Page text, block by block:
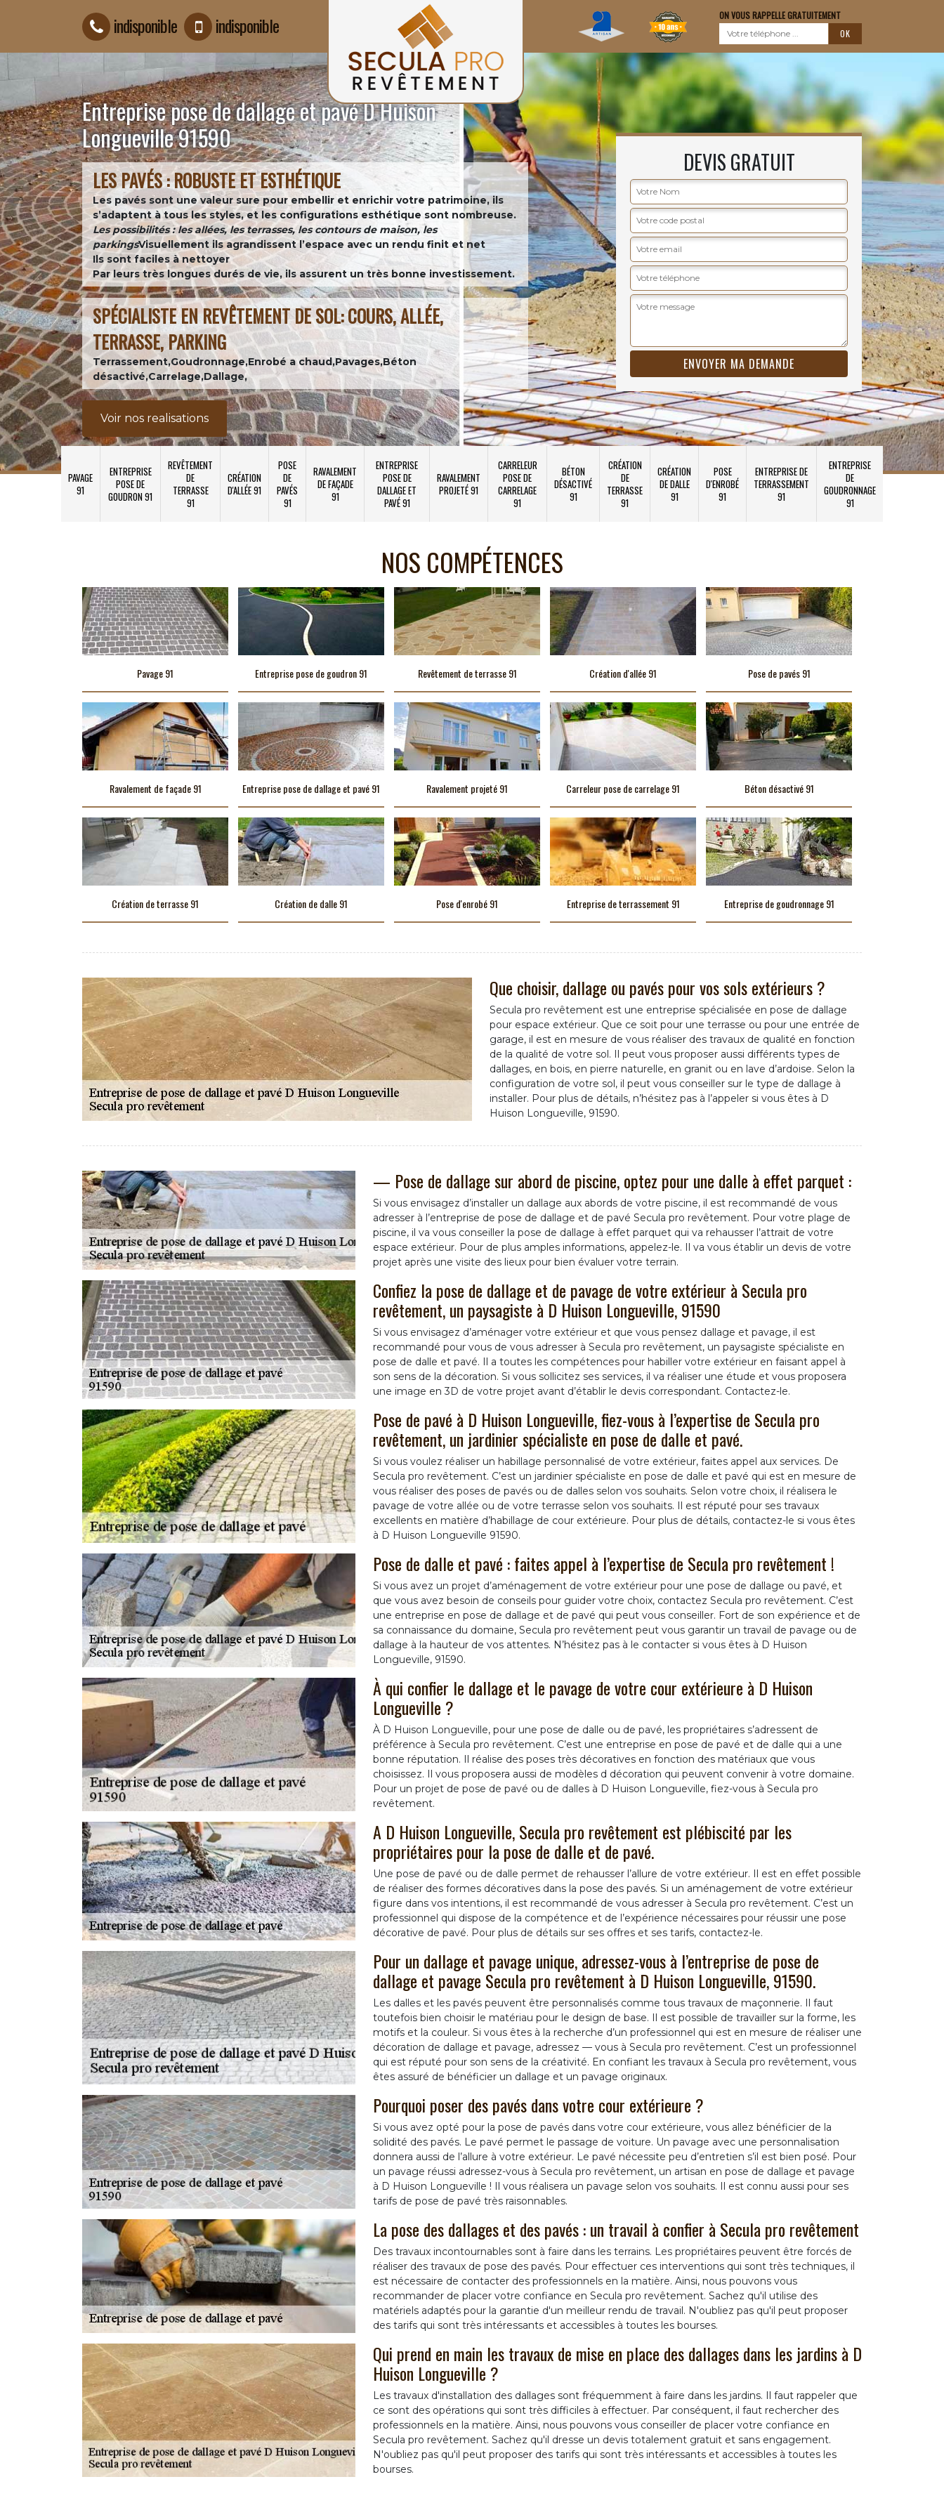
indisponible indisponible ON VOUS RAPPELLE GRATUITEMENT
Entreprise pose de dallage et pavé D Huison
Longueville 91590
LES PAVÉS : ROBUSTE ET ESTHÉTIQUE
Les pavés sont une valeur sure pour embellir et enrichir votre patrimoine, ils
s’adaptent à tous les styles, et les configurations esthétique sont nombreuse.
Les possibilités : les allées, les terrasses, les contours de maison, les
parkingsVisuellement ils agrandissent l’espace avec un rendu finit et net
Ils sont faciles à nettoyer
Par leurs très longues durés de vie, ils assurent un très bonne investissement.
SPÉCIALISTE EN REVÊTEMENT DE SOL: COURS, ALLÉE,
TERRASSE, PARKING
Terrassement,Goudronnage,Enrobé a chaud,Pavages,Béton
désactivé,Carrelage,Dallage,
Voir nos realisations
DEVIS GRATUIT
PAVAGE
91
ENTREPRISE
POSE DE
GOUDRON 91
REVÊTEMENT
DE
TERRASSE
91
CRÉATION
D'ALLÉE 91
POSE
DE
PAVÉS
91
RAVALEMENT
DE FAÇADE
91
ENTREPRISE
POSE DE
DALLAGE ET
PAVÉ 91
RAVALEMENT
PROJETÉ 91
CARRELEUR
POSE DE
CARRELAGE
91
BÉTON
DÉSACTIVÉ
91
CRÉATION
DE
TERRASSE
91
CRÉATION
DE DALLE
91
POSE
D'ENROBÉ
91
ENTREPRISE DE
TERRASSEMENT
91
ENTREPRISE
DE
GOUDRONNAGE
91
NOS COMPÉTENCES
Pavage 91 Entreprise pose de goudron 91 Revêtement de terrasse 91 Création d'allée 91 Pose de pavés 91
Ravalement de façade 91 Entreprise pose de dallage et pavé 91 Ravalement projeté 91 Carreleur pose de carrelage 91 Béton désactivé 91
Création de terrasse 91 Création de dalle 91 Pose d'enrobé 91 Entreprise de terrassement 91 Entreprise de goudronnage 91
Que choisir, dallage ou pavés pour vos sols extérieurs ?
Secula pro revêtement est une entreprise spécialisée en pose de dallage
pour espace extérieur. Que ce soit pour une terrasse ou pour une entrée de
garage, il est en mesure de vous réaliser des travaux de qualité en fonction
de la qualité de votre sol. Il peut vous proposer aussi différents types de
dallages, en bois, en pierre naturelle, en granit ou en lave d’ardoise. Selon la
configuration de votre sol, il peut vous conseiller sur le type de dallage à
installer. Pour plus de détails, n’hésitez pas à l’appeler si vous êtes à D
Huison Longueville, 91590.
— Pose de dallage sur abord de piscine, optez pour une dalle à effet parquet :
Si vous envisagez d’installer un dallage aux abords de votre piscine, il est recommandé de vous
adresser à l’entreprise de pose de dallage et de pavé Secula pro revêtement. Pour votre plage de
piscine, il va vous conseiller la pose de dallage à effet parquet qui va rehausser l’attrait de votre
espace extérieur. Pour de plus amples informations, appelez-le. Il va vous établir un devis de votre
projet après une visite des lieux pour bien évaluer votre terrain.
Confiez la pose de dallage et de pavage de votre extérieur à Secula pro
revêtement, un paysagiste à D Huison Longueville, 91590
Si vous envisagez d’aménager votre extérieur et que vous pensez dallage et pavage, il est
recommandé pour vous de vous adresser à Secula pro revêtement, un paysagiste spécialiste en
pose de dalle et pavé. Il a toutes les compétences pour habiller votre extérieur en faisant appel à
son sens de la décoration. Si vous sollicitez ses services, il va réaliser une étude et vous proposera
une image en 3D de votre projet avant d’établir le devis correspondant. Contactez-le.
Pose de pavé à D Huison Longueville, fiez-vous à l’expertise de Secula pro
revêtement, un jardinier spécialiste en pose de dalle et pavé.
Si vous voulez réaliser un habillage personnalisé de votre extérieur, faites appel aux services. De
Secula pro revêtement. C’est un jardinier spécialiste en pose de dalle et pavé qui est en mesure de
vous réaliser des poses de pavés ou de dalles selon vos souhaits. Selon votre choix, il réalisera le
pavage de votre allée ou de votre terrasse selon vos souhaits. Il est réputé pour ses travaux
excellents en matière d’habillage de cour extérieure. Pour plus de détails, contactez-le si vous êtes
à D Huison Longueville 91590.
Pose de dalle et pavé : faites appel à l’expertise de Secula pro revêtement !
Si vous avez un projet d’aménagement de votre extérieur pour une pose de dallage ou pavé, et
que vous avez besoin de conseils pour guider votre choix, contactez Secula pro revêtement. C’est
une entreprise en pose de dallage et de pavé qui peut vous conseiller. Fort de son expérience et de
sa connaissance du domaine, Secula pro revêtement peut vous garantir un travail de pavage ou de
dallage à la hauteur de vos attentes. N’hésitez pas à le contacter si vous êtes à D Huison
Longueville, 91590.
À qui confier le dallage et le pavage de votre cour extérieure à D Huison
Longueville ?
À D Huison Longueville, pour une pose de dalle ou de pavé, les propriétaires s’adressent de
préférence à Secula pro revêtement. C’est une entreprise en pose de pavé et de dalle qui a une
bonne réputation. Il réalise des poses très décoratives en fonction des matériaux que vous
choisissez. Il vous proposera aussi de modèles d décoration qui peuvent convenir à votre domaine.
Pour un projet de pose de pavé ou de dalles à D Huison Longueville, fiez-vous à Secula pro
revêtement.
A D Huison Longueville, Secula pro revêtement est plébiscité par les
propriétaires pour la pose de dalle et de pavé.
Une pose de pavé ou de dalle permet de rehausser l’allure de votre extérieur. Il est en effet possible
de réaliser des formes décoratives dans la pose des pavés. Si un aménagement de votre extérieur
figure dans vos intentions, il est recommandé de vous adresser à Secula pro revêtement. C’est un
professionnel qui dispose de la compétence et de l’expérience nécessaires pour réussir une pose
décorative de pavé. Pour plus de détails sur ses offres et ses tarifs, contactez-le.
Pour un dallage et pavage unique, adressez-vous à l’entreprise de pose de
dallage et pavage Secula pro revêtement à D Huison Longueville, 91590.
Les dalles et les pavés peuvent être personnalisés comme tous travaux de maçonnerie. Il faut
toutefois bien choisir le matériau pour le design de base. Il est possible de travailler sur la forme, les
motifs et la couleur. Si vous êtes à la recherche d’un professionnel qui est en mesure de réaliser une
décoration de dallage et pavage, adressez — vous à Secula pro revêtement. C’est un professionnel
qui est réputé pour son sens de la créativité. En confiant les travaux à Secula pro revêtement, vous
êtes assuré de bénéficier un dallage et un pavage originaux.
Pourquoi poser des pavés dans votre cour extérieure ?
Si vous avez opté pour la pose de pavés dans votre cour extérieure, vous allez bénéficier de la
solidité des pavés. Le pavé permet le passage de voiture. Un pavage avec une personnalisation
donnera aussi de l’allure à votre extérieur. Le pavé nécessite peu d’entretien s’il est bien posé. Pour
un pavage réussi adressez-vous à Secula pro revêtement, un artisan en pose de dallage et pavage
à D Huison Longueville ! Il vous réalisera un pavage selon vos souhaits. Il est connu aussi pour ses
tarifs de pose de pavé très raisonnables.
La pose des dallages et des pavés : un travail à confier à Secula pro revêtement
Des travaux incontournables sont à faire dans les terrains. Les propriétaires peuvent être forcés de
réaliser des travaux de pose des pavés. Pour effectuer ces interventions qui sont très techniques, il
est nécessaire de contacter des professionnels en la matière. Ainsi, nous pouvons vous
recommander de placer votre confiance en Secula pro revêtement. Sachez qu'il utilise des
matériels adaptés pour la garantie d'un meilleur rendu de travail. N'oubliez pas qu'il peut proposer
des tarifs qui sont très intéressants et accessibles à toutes les bourses.
Qui prend en main les travaux de mise en place des dallages dans les jardins à D
Huison Longueville ?
Les travaux d'installation des dallages sont fréquemment à faire dans les jardins. Il faut rappeler que
ce sont des opérations qui sont très difficiles à effectuer. Par conséquent, il faut rechercher des
professionnels en la matière. Ainsi, nous pouvons vous conseiller de placer votre confiance en
Secula pro revêtement. Sachez qu'il dresse un devis totalement gratuit et sans engagement.
N'oubliez pas qu'il peut proposer des tarifs qui sont très intéressants et accessibles à toutes les
bourses.